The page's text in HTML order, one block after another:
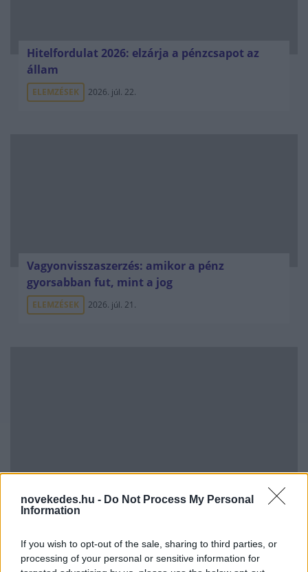
novekedes.hu - Do Not Process My Personal
Information
If you wish to opt-out of the sale, sharing to third parties, or
processing of your personal or sensitive information for
Hitelfordulat 2026: elzárja a pénzcsapot az
állam
ELEMZÉSEK 2026. júl. 22.
Vagyonvisszaszerzés: amikor a pénz
gyorsabban fut, mint a jog
ELEMZÉSEK 2026. júl. 21.
Kéthónapos a Tisza-kormány: íme a mérleg!
ELEMZÉSEK